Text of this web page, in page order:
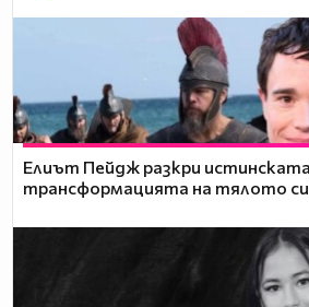
Елиът Пейдж разкри истинската
трансформацията на тялото